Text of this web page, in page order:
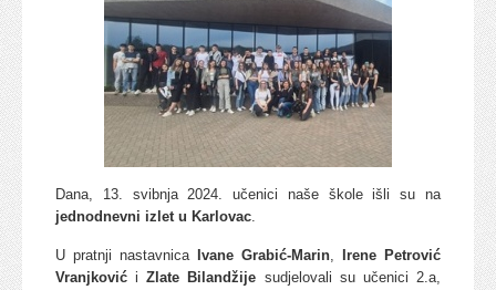
Dana, 13. svibnja 2024. učenici naše škole išli su na
jednodnevni izlet u Karlovac.
U pratnji nastavnica Ivane Grabić-Marin,
Irene Petrović
Vranjković iZlate Bilandžije sudjelovali su učenici 2.a,